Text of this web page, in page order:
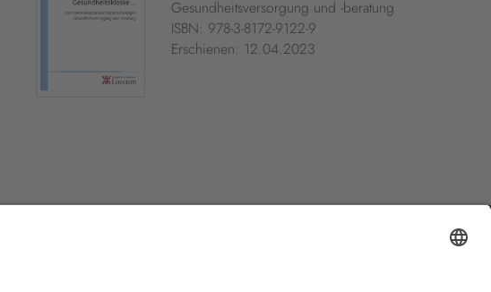
Gesundheitsversorgung und -beratung
ISBN: 978-3-8172-9122-9
Erschienen: 12.04.2023